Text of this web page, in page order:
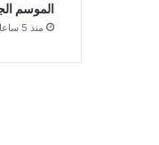
الموسم
منذ 5 ساعات